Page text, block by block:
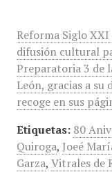
Reforma Siglo
difusión cultural
Preparatoria 3 de
León, gracias a
recoge en sus
Etiquetas: 80
Quiroga, Joeé
Garza, Vitrales de